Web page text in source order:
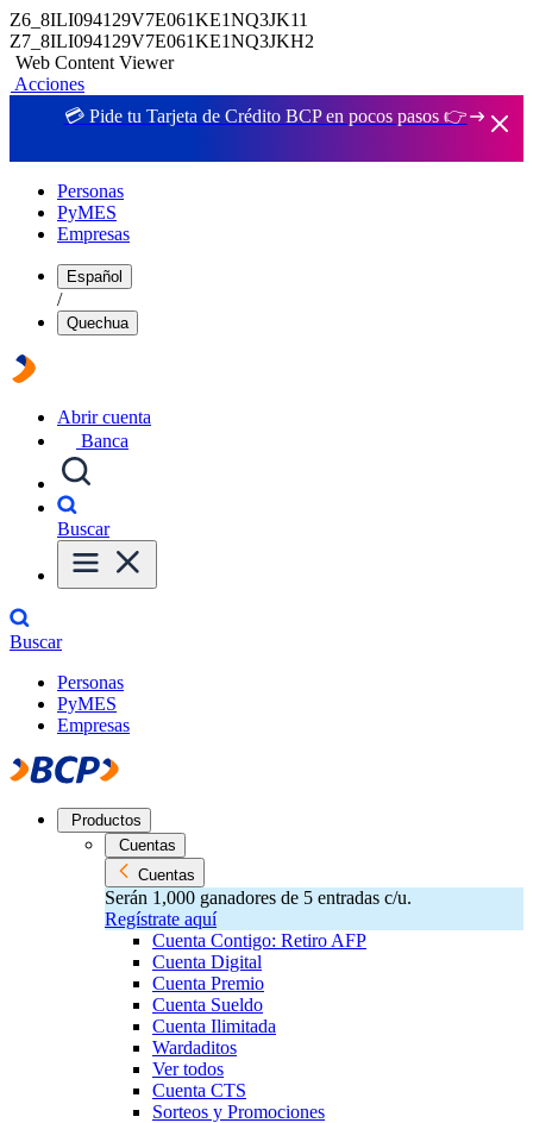
Z6_8ILI094129V7E061KE1NQ3JK11
Z7_8ILI094129V7E061KE1NQ3JKH2
Web Content Viewer
Acciones
💳 Pide tu Tarjeta de Crédito BCP en pocos pasos 👉
Personas
PyMES
Empresas
Español
/
Quechua
Abrir cuenta
Banca
Buscar
Buscar
Personas
PyMES
Empresas
Productos
Cuentas
Cuentas
Serán 1,000 ganadores de 5 entradas c/u.
Regístrate aquí
Cuenta Contigo: Retiro AFP
Cuenta Digital
Cuenta Premio
Cuenta Sueldo
Cuenta Ilimitada
Wardaditos
Ver todos
Cuenta CTS
Sorteos y Promociones